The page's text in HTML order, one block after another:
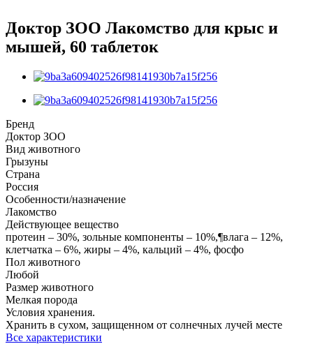
Доктор ЗОО Лакомство для крыс и
мышей, 60 таблеток
Бренд
Доктор ЗОО
Вид животного
Грызуны
Страна
Россия
Особенности/назначение
Лакомство
Действующее вещество
протеин – 30%, зольные компоненты – 10%,¶влага – 12%,
клетчатка – 6%, жиры – 4%, кальций – 4%, фосфо
Пол животного
Любой
Размер животного
Мелкая порода
Условия хранения.
Хранить в сухом, защищенном от солнечных лучей месте
Все характеристики